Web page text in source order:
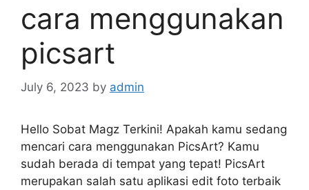
cara menggunakan
picsart
July 6, 2023 by admin
Hello Sobat Magz Terkini! Apakah kamu sedang
mencari cara menggunakan PicsArt? Kamu
sudah berada di tempat yang tepat! PicsArt
merupakan salah satu aplikasi edit foto terbaik